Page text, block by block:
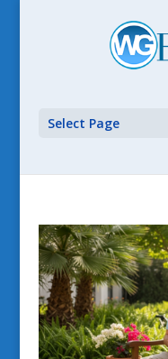
Select Page